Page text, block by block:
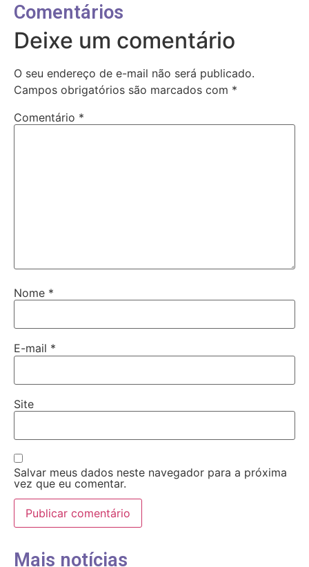
Comentários
Deixe um comentário
O seu endereço de e-mail não será publicado.
Campos obrigatórios são marcados com *
Comentário *
Nome *
E-mail *
Site
Salvar meus dados neste navegador para a próxima
vez que eu comentar.
Mais notícias